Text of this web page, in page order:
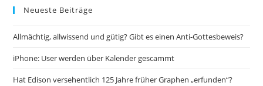
Neueste Beiträge
Allmächtig, allwissend und gütig? Gibt es einen Anti-Gottesbeweis?
iPhone: User werden über Kalender gescammt
Hat Edison versehentlich 125 Jahre früher Graphen „erfunden“?